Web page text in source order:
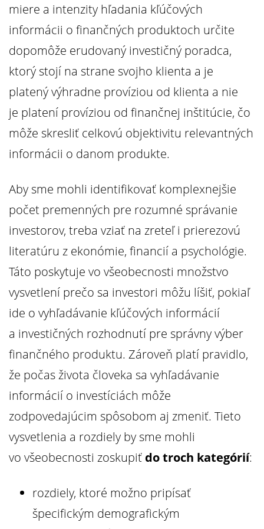
miere a intenzity hľadania kľúčových
informácii o finančných produktoch určite
dopomôže erudovaný investičný poradca,
ktorý stojí na strane svojho klienta a je
platený výhradne províziou od klienta a nie
je platení províziou od finančnej inštitúcie, čo
môže skresliť celkovú objektivitu relevantných
informácii o danom produkte.
Aby sme mohli identifikovať komplexnejšie
počet premenných pre rozumné správanie
investorov, treba vziať na zreteľ i prierezovú
literatúru z ekonómie, financií a psychológie.
Táto poskytuje vo všeobecnosti množstvo
vysvetlení prečo sa investori môžu líšiť, pokiaľ
ide o vyhľadávanie kľúčových informácií
a investičných rozhodnutí pre správny výber
finančného produktu. Zároveň platí pravidlo,
že počas života človeka sa vyhľadávanie
informácií o investíciách môže
zodpovedajúcim spôsobom aj zmeniť. Tieto
vysvetlenia a rozdiely by sme mohli
vo všeobecnosti zoskupiť do troch kategórií:
rozdiely, ktoré možno pripísať
špecifickým demografickým